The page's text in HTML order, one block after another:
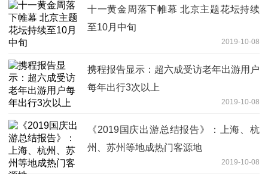
十一黄金周落下帷幕 北京主题花坛持续
至10月中旬
2019-10-08
携程报告显示：超六成受访老年出游用户
每年出行3次以上
2019-10-08
《2019国庆出游总结报告》：上海、杭
州、苏州等地成热门客源地
2019-10-08